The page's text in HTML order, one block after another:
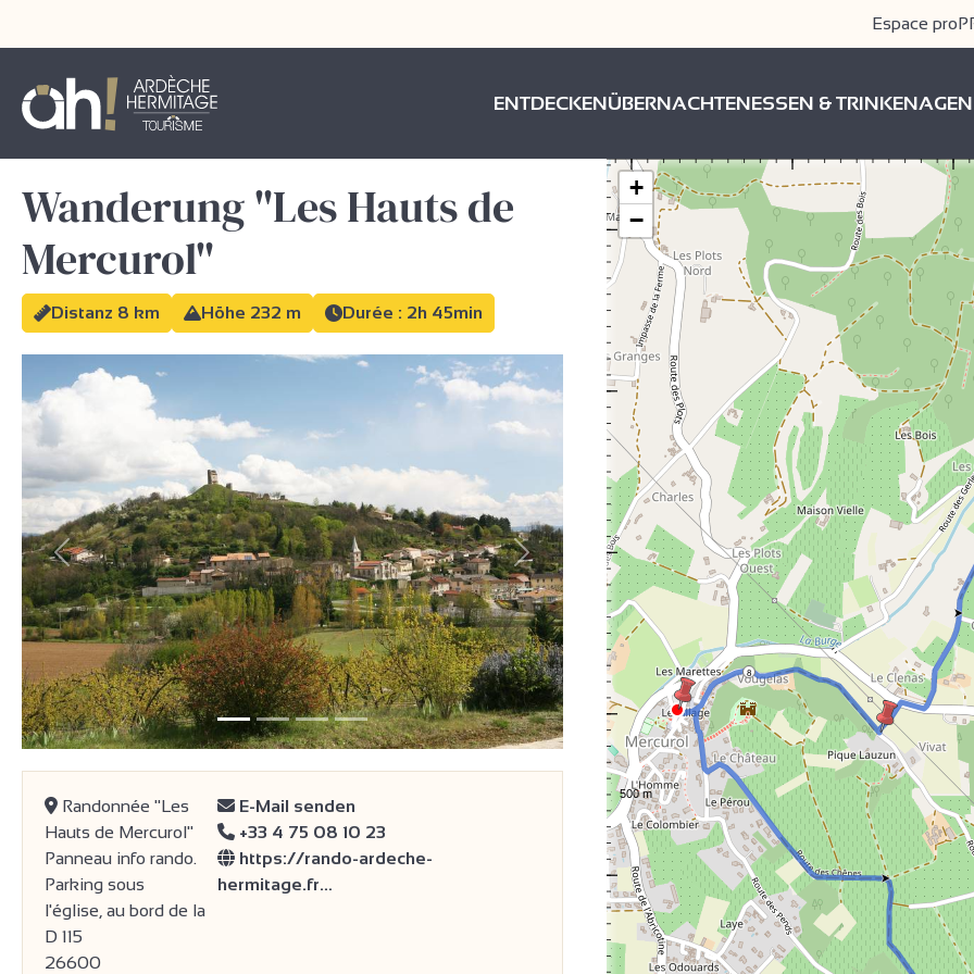
Espace pro
ENTDECKENÜBERNACHTENESSEN & TRINKEN
Wanderung "Les Hauts de
Mercurol"
Distanz 8 km Höhe 232 m Durée : 2h 45min
Vorherige Weiter
Randonnée "Les
Hauts de Mercurol"
Panneau info rando.
Parking sous
l'église, au bord de la
D 115
26600
E-Mail senden
+33 4 75 08 10 23
https://rando-ardeche-
hermitage.fr…
8
+
−